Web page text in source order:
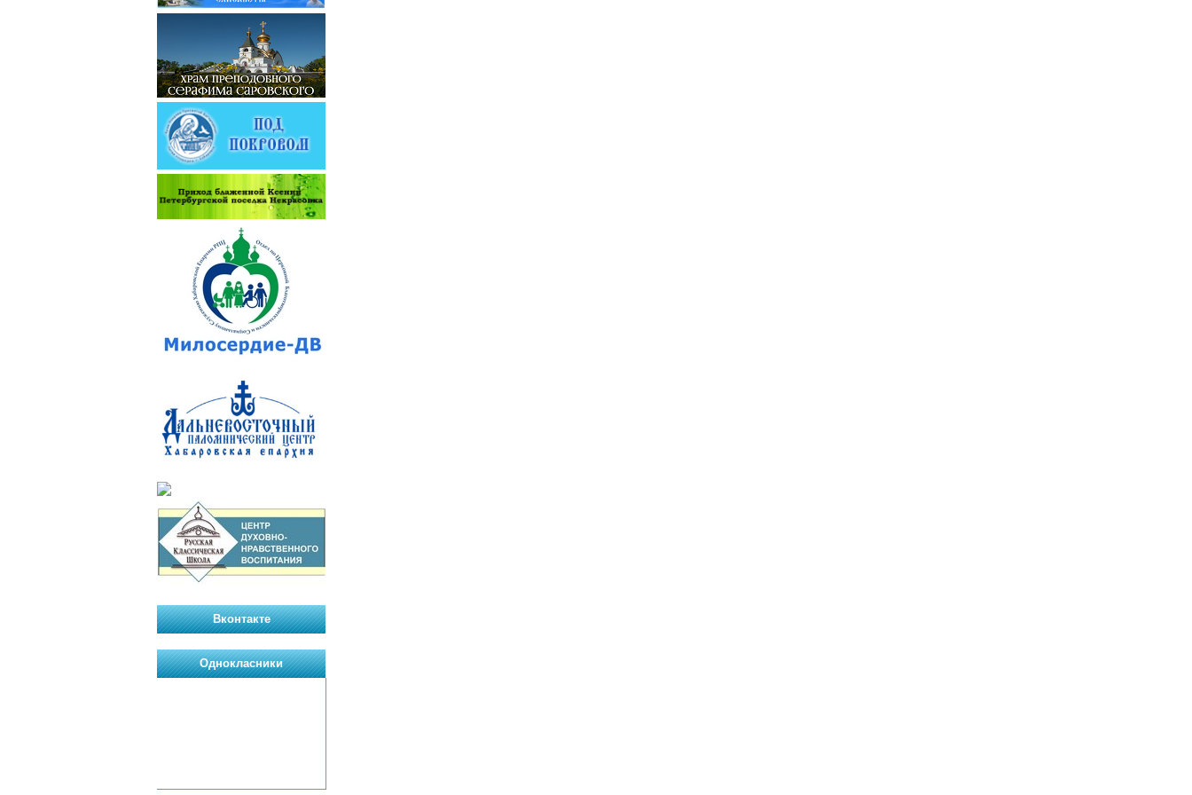
Вконтакте
Однокласники